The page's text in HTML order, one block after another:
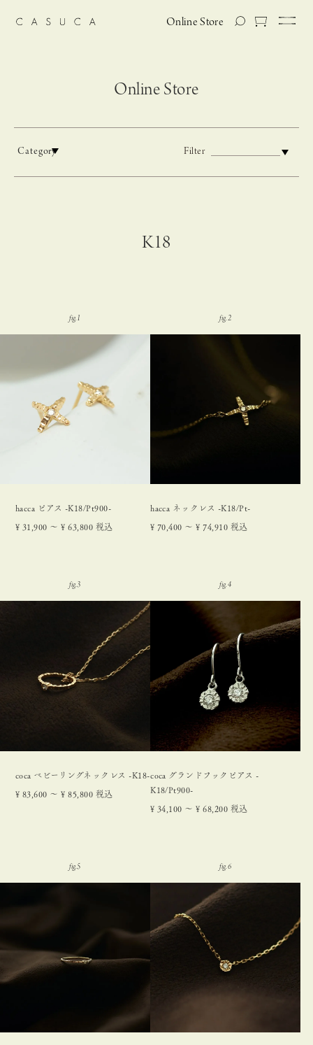
Online Store
Online Store
Category Filter
K18
hacca ピアス -K18/Pt900-
¥ 31,900 〜 ¥ 63,800 税込
hacca ネックレス -K18/Pt-
¥ 70,400 〜 ¥ 74,910 税込
coca ベビーリングネックレス -K18-
¥ 83,600 〜 ¥ 85,800 税込
coca グランドフックピアス -
K18/Pt900-
¥ 34,100 〜 ¥ 68,200 税込